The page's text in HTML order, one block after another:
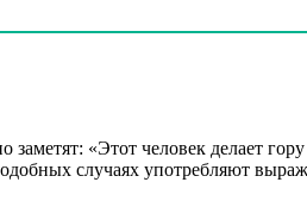
«Этот человек делает
случа­ях употребляют